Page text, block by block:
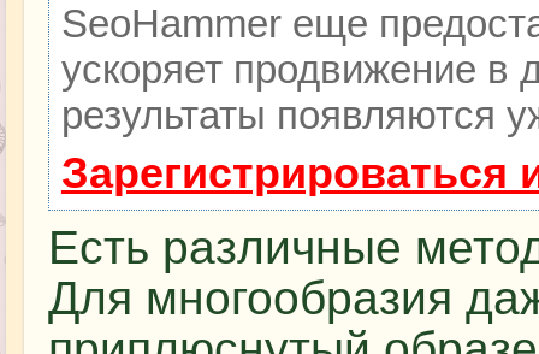
SeoHammer еще
ускоряет продвижение в
результаты появляются
Есть различные
Для многообразия